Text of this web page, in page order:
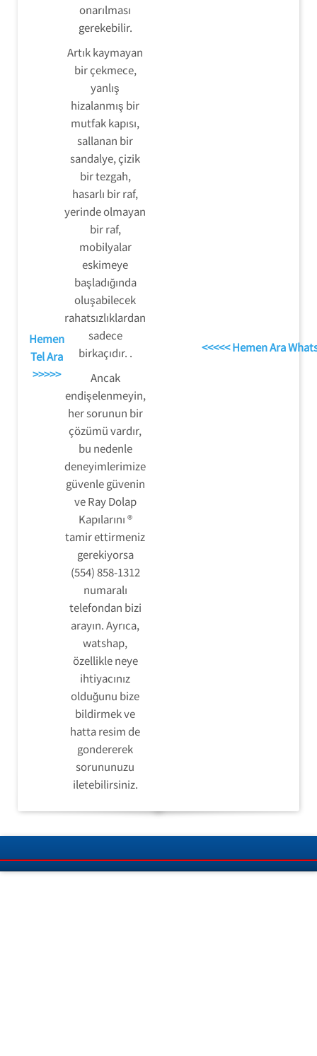
Hemen
Tel Ara
>>>>>
onarılması
gerekebilir.
Artık kaymayan
bir çekmece,
yanlış
hizalanmış bir
mutfak kapısı,
sallanan bir
sandalye, çizik
bir tezgah,
hasarlı bir raf,
yerinde olmayan
bir raf,
mobilyalar
eskimeye
başladığında
oluşabilecek
rahatsızlıklardan
sadece
birkaçıdır. .
Ancak
endişelenmeyin,
her sorunun bir
çözümü vardır,
bu nedenle
deneyimlerimize
güvenle güvenin
ve Ray Dolap
Kapılarını ®
tamir ettirmeniz
gerekiyorsa
(554) 858-1312
numaralı
telefondan bizi
arayın. Ayrıca,
watshap,
özellikle neye
ihtiyacınız
olduğunu bize
bildirmek ve
hatta resim de
gondererek
sorununuzu
iletebilirsiniz.
<<<<< Hemen Ara